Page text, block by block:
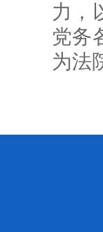
力，
党务
为法